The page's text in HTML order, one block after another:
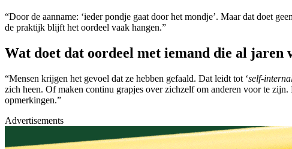
“Door de aanname: ‘ieder pondje gaat door het mondje’. Maar dat doet
de praktijk blijft het oordeel vaak hangen.”
Wat doet dat oordeel met iemand die al
“Mensen krijgen het gevoel dat ze hebben gefaald. Dat leidt tot ‘self-
zich heen. Of maken continu grapjes over zichzelf om anderen voor te
opmerkingen.”
Advertisements